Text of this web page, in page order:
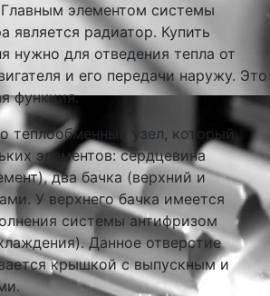
Главным элементом системы
является радиатор. Купить
нужно для отведения тепла от
и его передачи наружу. Это
функция.
теплообменный узел, который
элементов: сердцевина
два бачка (верхний и
У верхнего бачка имеется
системы антифризом
Данное отверстие
крышкой с выпускным и